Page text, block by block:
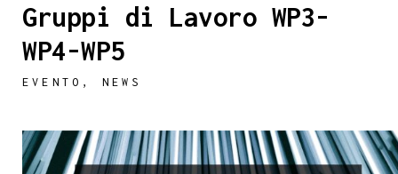
Gruppi di Lavoro WP3-
WP4-WP5
EVENTO , NEWS